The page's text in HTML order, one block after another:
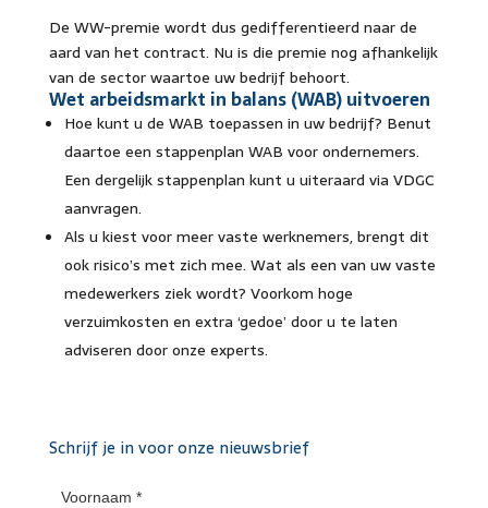
De WW-premie wordt dus gedifferentieerd naar de
aard van het contract. Nu is die premie nog afhankelijk
van de sector waartoe uw bedrijf behoort.
Wet arbeidsmarkt in balans (WAB) uitvoeren
Hoe kunt u de WAB toepassen in uw bedrijf? Benut
daartoe een stappenplan WAB voor ondernemers.
Een dergelijk stappenplan kunt u uiteraard via VDGC
aanvragen.
Als u kiest voor meer vaste werknemers, brengt dit
ook risico’s met zich mee. Wat als een van uw vaste
medewerkers ziek wordt? Voorkom hoge
verzuimkosten en extra ‘gedoe’ door u te laten
adviseren door onze experts.
Schrijf je in voor onze nieuwsbrief